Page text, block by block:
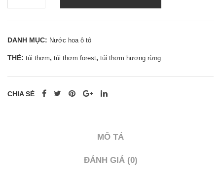
Túi
thơm
DANH MỤC: Nước hoa ô tô
THẺ: túi thơm, túi thơm forest, túi thơm hương rừng
CHIA SẺ
MÔ TẢ
ĐÁNH GIÁ (0)